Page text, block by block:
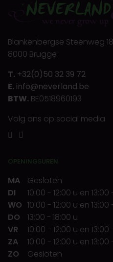
Blankenbergse Steenweg
8000 Brugge
T. +32(0)50 32 39 72
E. info@neverland.be
BTW. BE0518960193
Volg ons op social media
OPENINGSUREN
MA
Gesloten
DI
10:00 - 12:00 u en 13:00
WO 10:00 - 12:00 u en 13:00
DO
13:00 - 18:00 u
VR
10:00 - 12:00 u en 13:00
ZA
10:00 - 12:00 u en 13:00
ZO
Gesloten